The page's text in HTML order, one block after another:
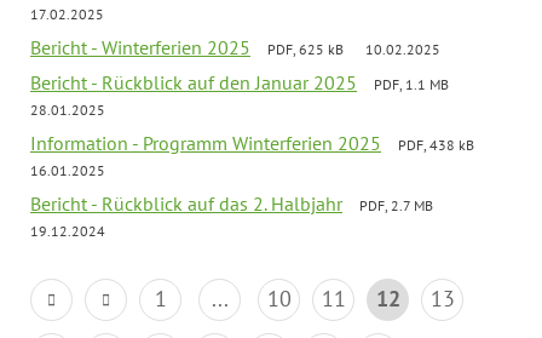
17.02.2025
Bericht - Winterferien 2025 PDF, 625 kB 10.02.2025
Bericht - Rückblick auf den Januar 2025
PDF, 1.1 MB
28.01.2025
Information - Programm Winterferien 2025
PDF, 438 kB
16.01.2025
Bericht - Rückblick auf das 2. Halbjahr
PDF, 2.7 MB
19.12.2024
1 ... 10 11 12
13